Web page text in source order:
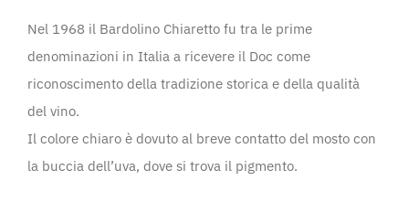
Nel 1968 il Bardolino Chiaretto fu tra le prime
denominazioni in Italia a ricevere il Doc come
riconoscimento della tradizione storica e della qualità
del vino.
Il colore chiaro è dovuto al breve contatto del mosto con
la buccia dell’uva, dove si trova il pigmento.